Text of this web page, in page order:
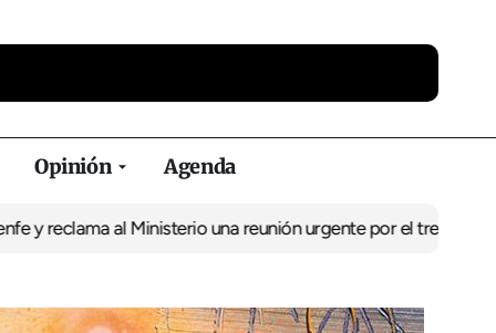
Opinión Agenda
al Ministerio una reunión urgente por el trenEl BNG exige